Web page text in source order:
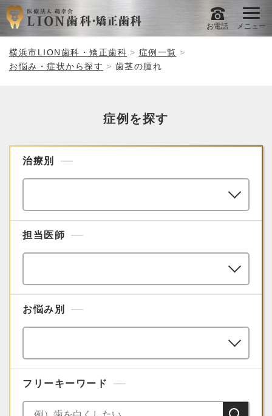
お電話 メニュー
横浜市LION歯科・矯正歯科
症例一覧
お悩み・症状から探す
歯茎の腫れ
症例を探す
治療別
担当医師
お悩み別
フリーキーワード